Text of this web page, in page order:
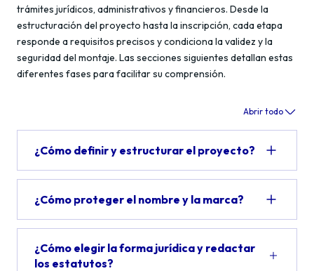
trámites jurídicos, administrativos y financieros. Desde la
estructuración del proyecto hasta la inscripción, cada etapa
responde a requisitos precisos y condiciona la validez y la
seguridad del montaje. Las secciones siguientes detallan estas
diferentes fases para facilitar su comprensión.
Abrir todo
¿Cómo definir y estructurar el proyecto?
¿Cómo proteger el nombre y la marca?
¿Cómo elegir la forma jurídica y redactar
los estatutos?